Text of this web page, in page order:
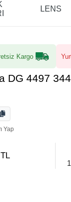
LENS
Kargo
DG 4497
Yap